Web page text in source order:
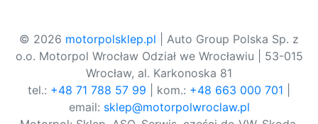
© 2026 motorpolsklep.pl | Auto Group Polska Sp. z
o.o. Motorpol Wrocław Odział we Wrocławiu | 53-015
Wrocław, al. Karkonoska 81
tel.: +48 71 788 57 99 | kom.: +48 663 000 701
email: sklep@motorpolwroclaw.pl